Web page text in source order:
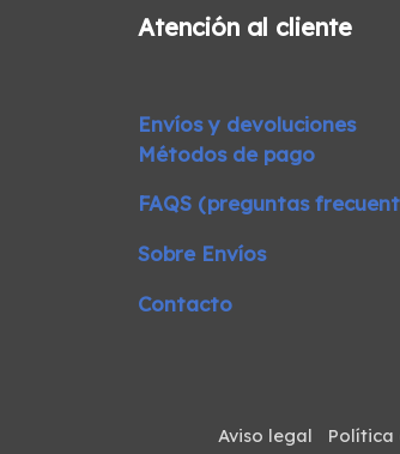
Atención al cliente
Envíos y devoluciones
Métodos de pago
FAQS (preguntas
Sobre Envíos
Contacto
Aviso legal Política